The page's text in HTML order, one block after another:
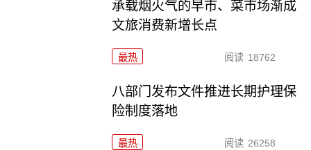
承载烟火气的早市、菜市场渐成
文旅消费新增长点
最热 阅读 18762
八部门发布文件推进长期护理保
险制度落地
最热 阅读 26258